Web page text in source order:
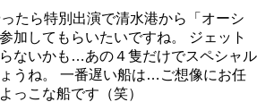
たら特別出演で清水港から「オーシ
加してもらいたいですね。 ジェット
ないかも…あの４隻だけでスペシャル
うね。 一番遅い船は…ご想像にお任
っこな船です（笑）